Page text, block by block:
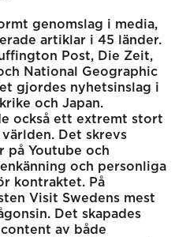
genomslag i media,
artiklar i 45 länder.
Post, Die Zeit,
National Geographic
gjordes nyhetsinslag i
och Japan.
också ett extremt stort
Det skrevs
på Youtube och
och personliga
kontraktet. På
Visit Swedens mest
Det skapades
av både